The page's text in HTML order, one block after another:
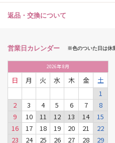
返品・交換について
営業日カレンダー ※色のついた日は休
2026年8月
日 月 火 水 木 金
土
1
2
3 4 5 6 7
8
9
10 11 12 13 14
15
16
17 18 19 20 21
22
23
24 25 26 27 28 29